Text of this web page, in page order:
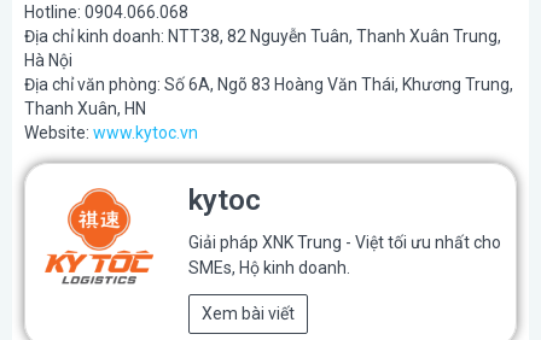
Hotline: 0904.066.068
Địa chỉ kinh doanh: NTT38, 82 Nguyễn Tuân, Thanh Xuân Trung,
Hà Nội
Địa chỉ văn phòng: Số 6A, Ngõ 83 Hoàng Văn Thái, Khương Trung,
Thanh Xuân, HN
Website: www.kytoc.vn
kytoc
Giải pháp XNK Trung - Việt tối ưu nhất cho
SMEs, Hộ kinh doanh.
Xem bài viết